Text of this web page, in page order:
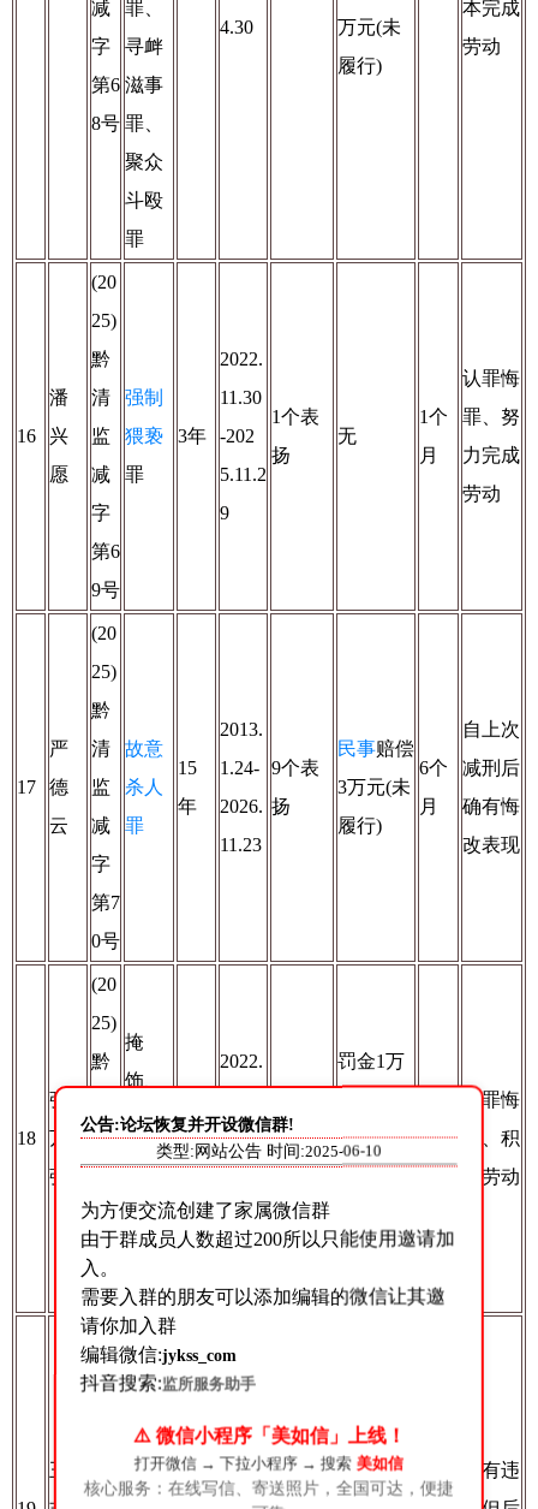
减
字
第6
8号
罪、
寻衅
滋事
罪、
聚众
斗殴
罪
4.30
万元(未
履行)
本完成
劳动
16
潘
兴
愿
(20
25)
黔
清
监
减
字
第6
9号
强制
猥亵
罪
3年
2022.
11.30
-202
5.11.2
9
1个表
扬
无
1个
月
认罪悔
罪、努
力完成
劳动
17
严
德
云
(20
25)
黔
清
监
减
字
第7
0号
故意
杀人
罪
15
年
2013.
1.24-
2026.
11.23
9个表
扬
民事赔偿
3万元(未
履行)
6个
月
自上次
减刑后
确有悔
改表现
18
张
万
强
(20
25)
黔
监
字
第7
1号
掩
饰、
隐瞒
犯罪
所得
罪
3个
2022.
-202
2
2个表
扬
罚金1万
行)；违
认罪悔
罪、积
极劳动
王
(20
25)
聚众
斗殴
罪、
寻衅
6年
2018.
12.19
不用于
减刑、
1个
虽有违
公告:论坛恢复并开设微信群!
类型:网站公告 时间:2025-06-10
为方便交流创建了家属微信群
由于群成员人数超过200所以只能使用邀请加
入。
需要入群的朋友可以添加编辑的微信让其邀
请你加入群
编辑微信:jykss_com
抖音搜索:监所服务助手
⚠️ 微信小程序「美如信」上线！
打开微信 → 下拉小程序 → 搜索 美如信
核心服务：在线写信、寄送照片，全国可达，便捷